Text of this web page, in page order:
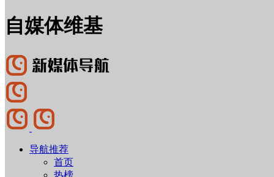
自媒体维基
导航推荐
首页
热榜